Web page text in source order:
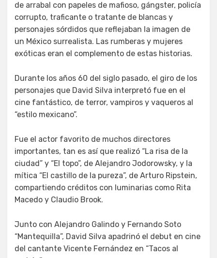
de arrabal con papeles de mafioso, gángster, policía
corrupto, traficante o tratante de blancas y
personajes sórdidos que reflejaban la imagen de
un México surrealista. Las rumberas y mujeres
exóticas eran el complemento de estas historias.
Durante los años 60 del siglo pasado, el giro de los
personajes que David Silva interpretó fue en el
cine fantástico, de terror, vampiros y vaqueros al
“estilo mexicano”.
Fue el actor favorito de muchos directores
importantes, tan es así que realizó “La risa de la
ciudad” y “El topo”, de Alejandro Jodorowsky, y la
mítica “El castillo de la pureza”, de Arturo Ripstein,
compartiendo créditos con luminarias como Rita
Macedo y Claudio Brook.
Junto con Alejandro Galindo y Fernando Soto
“Mantequilla”, David Silva apadrinó el debut en cine
del cantante Vicente Fernández en “Tacos al